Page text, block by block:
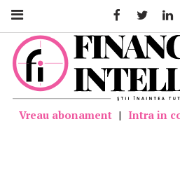
Vreau abonament | Intra in
FacebookTwitter